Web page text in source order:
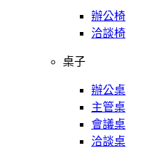
辦公椅
洽談椅
桌子
辦公桌
主管桌
會議桌
洽談桌